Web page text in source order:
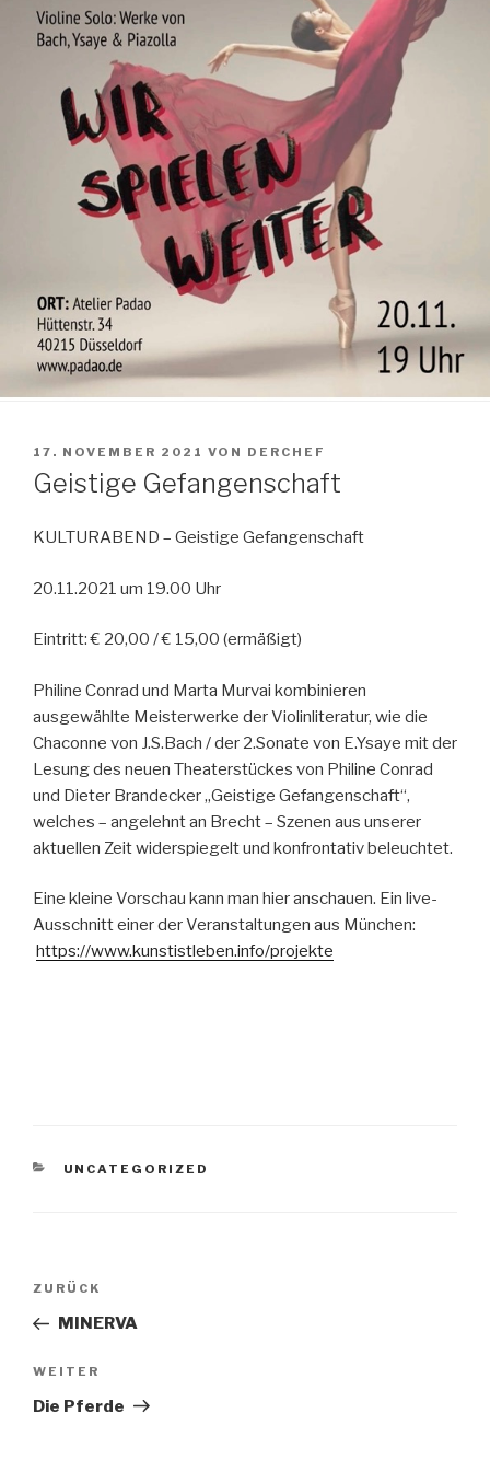
VERÖFFENTLICHT
AM
17. NOVEMBER 2021 VON DERCHEF
Geistige Gefangenschaft
KULTURABEND – Geistige Gefangenschaft
20.11.2021 um 19.00 Uhr
Eintritt: € 20,00 / € 15,00 (ermäßigt)
Philine Conrad und Marta Murvai kombinieren
ausgewählte Meisterwerke der Violinliteratur, wie die
Chaconne von J.S.Bach / der 2.Sonate von E.Ysaye mit der
Lesung des neuen Theaterstückes von Philine Conrad
und Dieter Brandecker „Geistige Gefangenschaft“,
welches – angelehnt an Brecht – Szenen aus unserer
aktuellen Zeit widerspiegelt und konfrontativ beleuchtet.
Eine kleine Vorschau kann man hier anschauen. Ein live-
Ausschnitt einer der Veranstaltungen aus München:
https://www.kunstistleben.info/projekte
KATEGORIEN
UNCATEGORIZED
Beitragsnavigation
Vorheriger
Beitrag
ZURÜCK
MINERVA
Nächster
Beitrag
WEITER
Die Pferde